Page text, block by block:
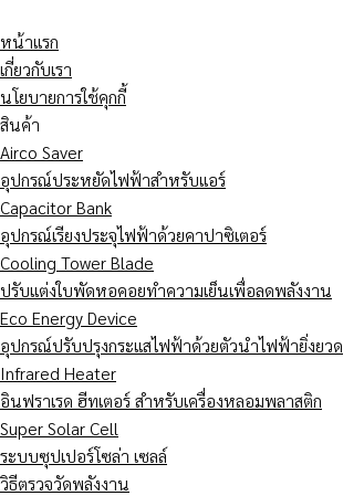
to
content
หน้าแรก
เกี่ยวกับเรา
นโยบายการใช้คุกกี้
สินค้า
Airco Saver
อุปกรณ์ประหยัดไฟฟ้าสำหรับแอร์
Capacitor Bank
อุปกรณ์เรียงประจุไฟฟ้าด้วยคาปาซิเตอร์
Cooling Tower Blade
ปรับแต่งใบพัดหอคอยทำความเย็นเพื่อลดพลังงาน
Eco Energy Device
อุปกรณ์ปรับปรุงกระแสไฟฟ้าด้วยตัวนำไฟฟ้ายิ่งยวด
Infrared Heater
อินฟราเรด ฮีทเตอร์ สำหรับเครื่องหลอมพลาสติก
Super Solar Cell
ระบบซุปเปอร์โซล่า เซลล์
วิธีตรวจวัดพลังงาน
ทำให้
ไฟฟ้า
ใน
โรง
พยาบาล
เสถียร
และ
ลด
ค่า
ไฟฟ้า
ด้วย